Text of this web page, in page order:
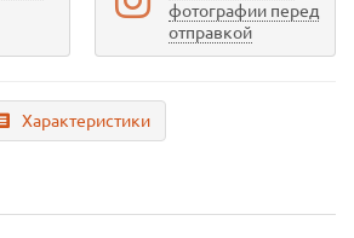
фотографии перед
отправкой
Характеристики